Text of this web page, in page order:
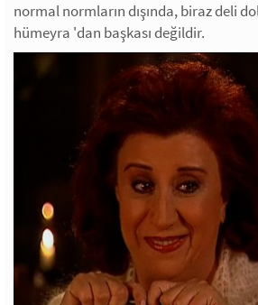
normal normların dışında, biraz deli
hümeyra 'dan başkası değildir.